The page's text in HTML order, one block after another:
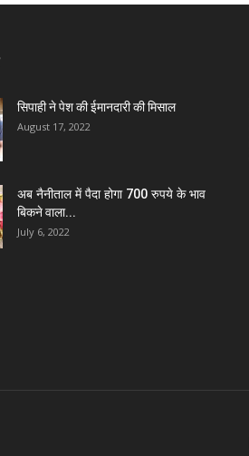
सिपाही ने पेश की ईमानदारी की मिसाल
August 17, 2022
अब नैनीताल में पैदा होगा 700 रुपये के भाव
बिकने वाला...
July 6, 2022